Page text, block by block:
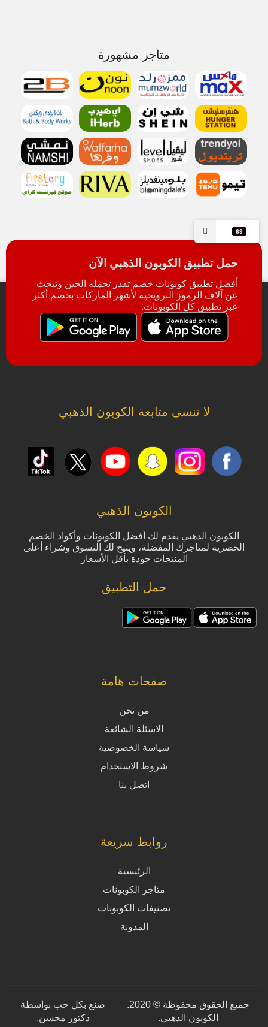
69
متاجر مشهورة
حمل تطبيق الكوبون الذهبي الآن
أفضل تطبيق كوبونات خصم تقدر تحمله الحين وتبحث
عن آلاف الرموز الترويجية لأشهر الماركات بخصم أكثر
عبر تطبيق كل الكوبونات.
لا تنسى متابعة الكوبون الذهبي
الكوبون الذهبي
الكوبون الذهبي يقدم لك أفضل الكوبونات وأكواد الخصم
الحصرية لمتاجرك المفضلة، ويتيح لك التسوق وشراء أعلى
المنتجات جودة بأقل الأسعار
حمل التطبيق
صفحات هامة
من نحن
الاسئلة الشائعة
سياسة الخصوصية
شروط الاستخدام
اتصل بنا
روابط سريعة
الرئيسية
متاجر الكوبونات
تصنيفات الكوبونات
المدونة
جميع الحقوق محفوظة © 2020.
الكوبون الذهبي.
صنع بكل حب بواسطة
دكتور محسن.